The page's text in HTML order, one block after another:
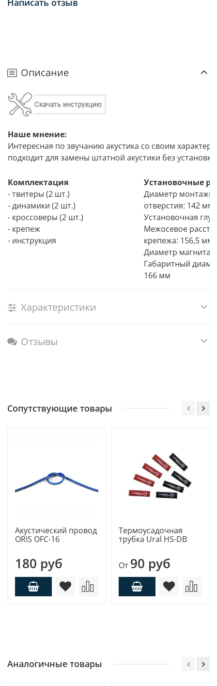
Описание
Наше мнение:
Интересная по звучанию акустика со своим
подходит для замены штатной акустики без
Комплектация
- твитеры (2 шт.)
- динамики (2 шт.)
- кроссоверы (2 шт.)
- крепеж
- инструкция
Установочные
Диаметр
отверстия: 142 мм
Установочная
Межосевое
крепежа: 156,5 мм
Диаметр магнита:
Габаритный
166 мм
Характеристики
Отзывы
Сопутствующие товары
Акустический провод
ORIS OFC-16
180 руб
Термоусадочная
трубка Ural HS-DB
От 90 руб
Аналогичные товары